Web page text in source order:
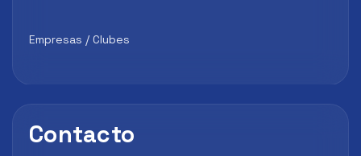
Empresas / Clubes
Contacto